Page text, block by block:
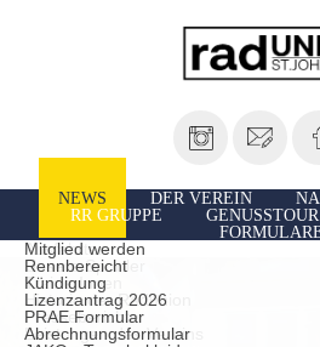
NEWS DER VEREIN
Vorstand
Unsere Sportler
TrainerInnen
Historie der Radunion
Presseberichte
Leistungen des Vereins
RR GRUPPE
Ausfahrten
GENUSSTOUR
Mitglied werden
Rennbereicht
Kündigung
Lizenzantrag 2026
PRAE Formular
Abrechnungsformular